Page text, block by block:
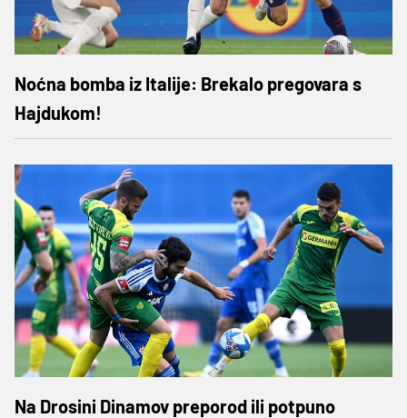
Noćna bomba iz Italije: Brekalo pregovara s
Hajdukom!
Na Drosini Dinamov preporod ili potpuno